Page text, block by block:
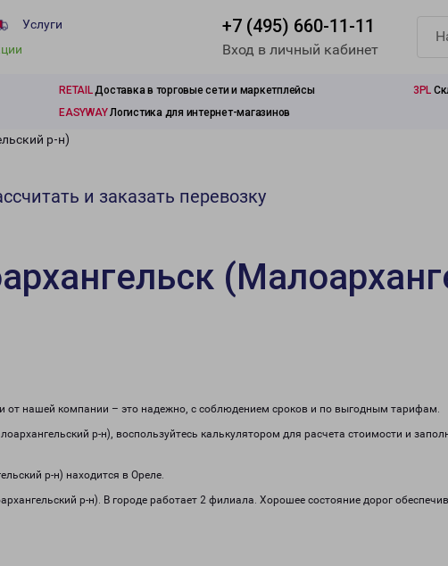
Услуги
+7 (495) 660-11-11
Вход в личный кабинет
RETAILДоставка в торговые сети и маркетплейсы 3PL
EASYWAYЛогистика для интернет-магазинов
р-н)
и заказать перевозку
от нашей компании – это надежно, с соблюдением сроков и по выгодным тарифам.
р-н), воспользуйтесь калькулятором для расчета стоимости и
р-н) находится в Ореле.
р-н). В городе работает 2 филиала. Хорошее состояние дорог